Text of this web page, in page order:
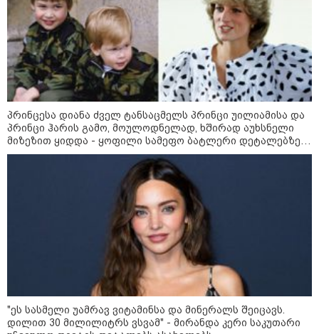
უძველესი სენი და ეპიდემია: აშშ-ში
ერთდროულად კეთრს და ნაწლავურ
ინფექციას ებრძვიან - რა უნდა ვიცოდეთ
და რამდენად სახიფათოა
პრინცესა დიანა ძველ ტანსაცმელს პრინცი უილიამისა და
პრინცი ჰარის გამო, მოულოდნელად, ხშირად აუხსნელი
მიზეზით ყიდდა - ყოფილი სამეფო ბატლერი დეტალებზე
საკუთარ წიგნში საუბრობს
"ეს სასმელი უამრავ ვიტამინსა და მინერალს შეიცავს.
დილით 30 მილილიტრს ვსვამ" - მირანდა კერი საკუთარი